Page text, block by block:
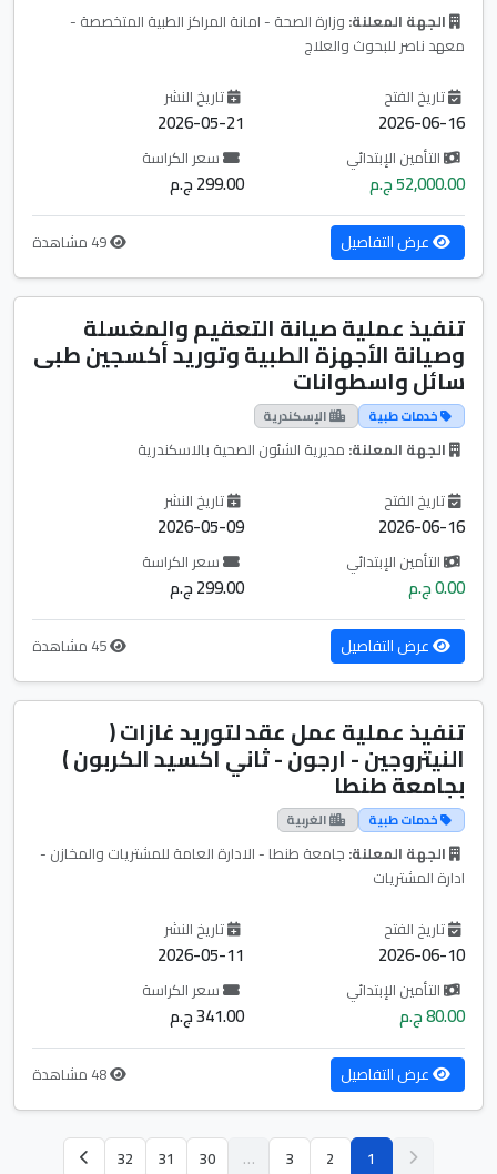
الجهة المعلنة: وزارة الصحة - امانة المراكز الطبية المتخصصة -
معهد ناصر للبحوث والعلاج
تاريخ الفتح
2026-06-16
تاريخ النشر
2026-05-21
التأمين الإبتدائي
52,000.00 ج.م
سعر الكراسة
299.00 ج.م
عرض التفاصيل
تنفيذ عملية صيانة التعقيم والمغسلة
وصيانة الأجهزة الطبية وتوريد أكسجين طبی
سائل واسطوانات
خدمات طبية الإسكندرية
الجهة المعلنة: مديرية الشئون الصحية بالاسكندرية
تاريخ الفتح
2026-06-16
تاريخ النشر
2026-05-09
التأمين الإبتدائي
0.00 ج.م
سعر الكراسة
299.00 ج.م
عرض التفاصيل
تنفيذ عملية عمل عقد لتوريد غازات (
النيتروجين - ارجون - ثاني اكسيد الكربون )
بجامعة طنطا
خدمات طبية الغربية
الجهة المعلنة: جامعة طنطا - الادارة العامة للمشتريات والمخازن -
ادارة المشتريات
تاريخ الفتح
2026-06-10
تاريخ النشر
2026-05-11
التأمين الإبتدائي
80.00 ج.م
سعر الكراسة
341.00 ج.م
عرض التفاصيل
1
2
3
…
30
31
32